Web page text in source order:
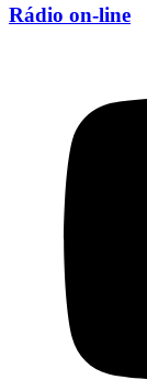
Rádio on-line